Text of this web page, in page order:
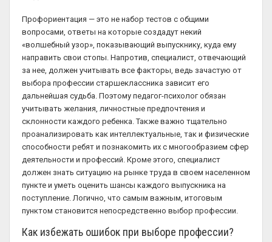
Профориентация — это не набор тестов с общими
вопросами, ответы на которые создадут некий
«волшебный узор», показывающий выпускнику, куда ему
направить свои стопы. Напротив, специалист, отвечающий
за нее, должен учитывать все факторы, ведь зачастую от
выбора профессии старшеклассника зависит его
дальнейшая судьба. Поэтому педагог-психолог обязан
учитывать желания, личностные предпочтения и
склонности каждого ребенка. Также важно тщательно
проанализировать как интеллектуальные, так и физические
способности ребят и познакомить их с многообразием сфер
деятельности и профессий. Кроме этого, специалист
должен знать ситуацию на рынке труда в своем населенном
пункте и уметь оценить шансы каждого выпускника на
поступление. Логично, что самым важным, итоговым
пунктом становится непосредственно выбор профессии.
Как избежать ошибок при выборе профессии?